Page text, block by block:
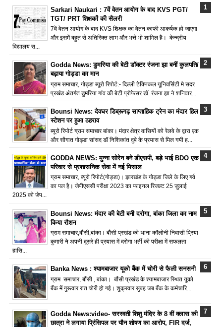
Sarkari Naukari : 7वें वेतन आयोग के बाद KVS PGT/
TGT/ PRT शिक्षकों की सैलरी
7वें वेतन आयोग के बाद KVS शिक्षक का वेतन काफी आकर्षक हो जाएगा
और इसमें बहुत से अतिरिक्त लाभ और भत्ते भी शामिल हैं। केन्द्रीय
विद्यालय स...
Godda News: डुमरिया की बेटी डॉक्टर रंजना झा बनीं कुलपति/
बढ़ाया गोड्डा का मान
ग्राम समाचार, गोड्डा ब्यूरो रिपोर्ट:- दिल्ली टेक्निकल यूनिवर्सिटी मे सदर
प्रखंड अंतर्गत डुमरिया गांव की बेटी प्रोफेसर डॉ. रंजना झा ने शनिवार...
Bounsi News: देवघर डिब्रूगढ़ साप्ताहिक ट्रेन का मंदार हिल
स्टेशन पर हुआ ठहराव
ब्यूरो रिपोर्ट ग्राम समाचार बांका। मंदार क्षेत्र वासियों को रेलवे के द्वारा एक
और सौगात गोड्डा सांसद डॉ निशिकांत दुबे के प्रयास से मिल गयी ह...
GODDA NEWS: मुन्ना सोरेन बने डीएसपी, बड़े भाई BDO एक
परिवार से प्रशासनिक सेवा में नई मिसाल
ग्राम समाचार, ब्यूरो रिपोर्ट(गोड्डा)। झारखंड के गोड्डा जिले के लिए गर्व
का पल है। जेपीएससी परीक्षा 2023 का फाइनल रिजल्ट 25 जुलाई
2025 को जेप...
Bounsi News: मंदार की बेटी बनी दरोगा, बांका जिला का नाम
किया रौशन
ग्राम समाचार,बौंसी,बांका। बौंसी प्रखंड की थाना कॉलोनी निवासी प्रिया
कुमारी ने अपनी दूसरे ही प्रयास में दरोगा भर्ती की परीक्षा में सफलता
हासि...
Banka News : श्यामबाजार यूको बैंक में चोरी से फैली सनसनी
ग्राम समाचार, बौंसी , बांका। बौंसी प्रखंड के श्यामबाजार स्थित यूको
बैंक में गुरूवार रात चोरी हो गई। शुक्रवार सुबह जब बैंक के कर्मचारि...
Godda News:video- सरस्वती शिशु मंदिर के 8 वीं क्लास की
छात्रा ने लगाया प्रिंसिपल पर यौन शोषण का आरोप, FIR दर्ज,